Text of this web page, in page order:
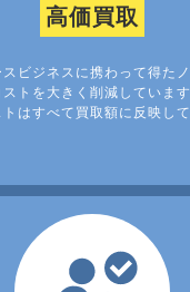
高価買取
ビジネスに携わって得た
トを大きく削減していま
はすべて買取額に反映して